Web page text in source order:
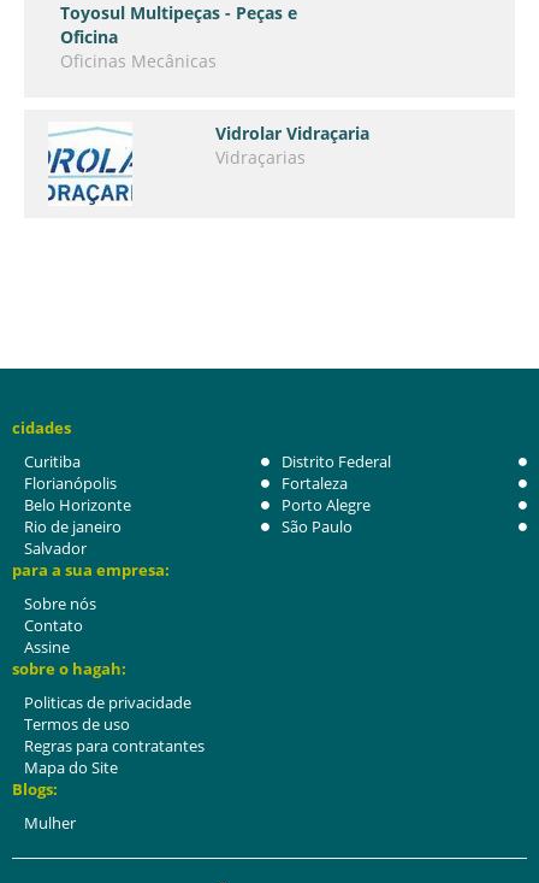
Toyosul Multipeças - Peças e
Oficina
Oficinas Mecânicas
Vidrolar Vidraçaria
Vidraçarias
cidades
Curitiba
Distrito Federal
Florianópolis
Fortaleza
Belo Horizonte
Porto Alegre
Rio de janeiro
São Paulo
Salvador
para a sua empresa:
Sobre nós
Contato
Assine
sobre o hagah:
Politicas de privacidade
Termos de uso
Regras para contratantes
Mapa do Site
Blogs:
Mulher